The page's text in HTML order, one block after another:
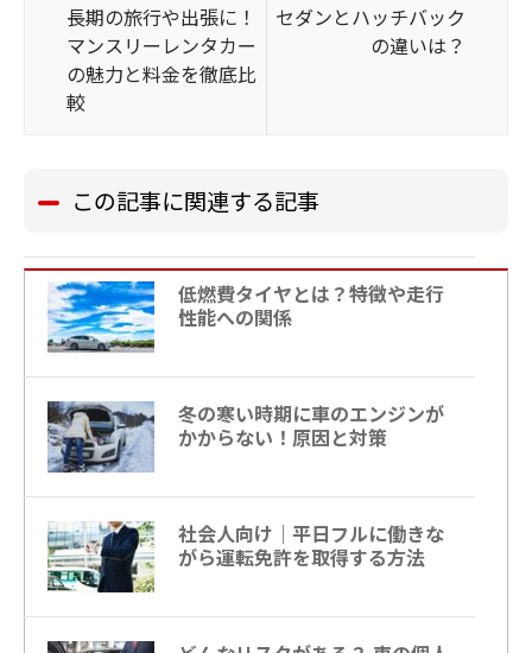
長期の旅行や出張に！
マンスリーレンタカー
の魅力と料金を徹底比
較
セダンとハッチバック
の違いは？
この記事に関連する記事
低燃費タイヤとは？特徴や走行
性能への関係
冬の寒い時期に車のエンジンが
かからない！原因と対策
社会人向け｜平日フルに働きな
がら運転免許を取得する方法